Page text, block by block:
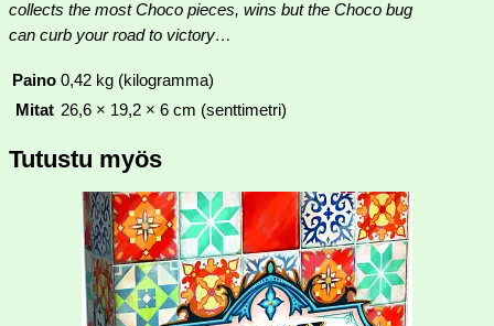
collects the most Choco pieces, wins but the Choco bug
can curb your road to victory…
Paino 0,42 kg (kilogramma)
Mitat 26,6 × 19,2 × 6 cm (senttimetri)
Tutustu myös